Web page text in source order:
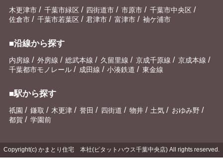
木更津市 / 千葉市緑区 / 四街道市 / 市原市 / 千葉市中央区 /
佐倉市 / 千葉市若葉区 / 君津市 / 富津市 / 袖ケ浦市
■沿線から探す
内房線 / 外房線 / 総武本線 / 久留里線 / 京成千原線 / 京成本線 /
千葉都市モノレール / 成田線 / 小湊鉄道 / 東金線
■駅から探す
祇園 / 鎌取 / 木更津 / 誉田 / 四街道 / 物井 / 土気 / おゆみ野 /
都賀 / 学園前
Copyright(c) かまとり住宅 本社(ピタットハウス千葉中央店) All rights reserved.